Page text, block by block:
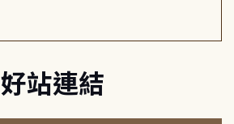
好站連結